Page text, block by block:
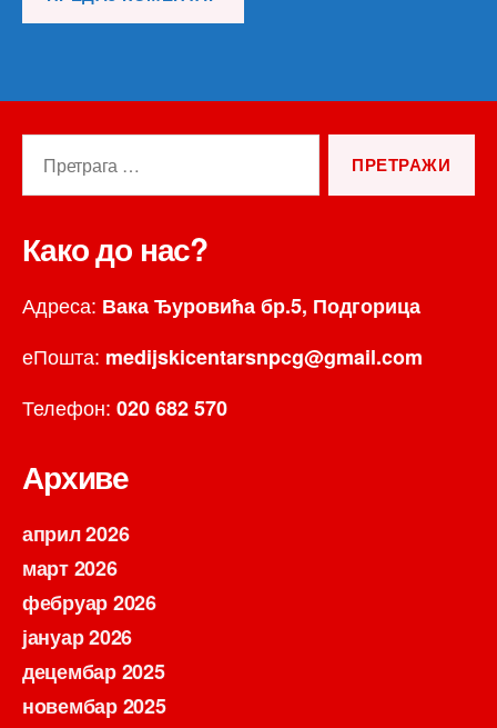
Како до нас?
Адреса: Вака Ђуровића бр.5, Подгорица
еПошта: medijskicentarsnpcg@gmail.com
Телефон: 020 682 570
Архиве
април 2026
март 2026
фебруар 2026
јануар 2026
децембар 2025
новембар 2025